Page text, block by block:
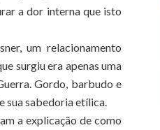
a dor interna que isto
um relacionamento
surgiu era apenas uma
Gordo, barbudo e
sua sabedoria etílica.
a explicação de como